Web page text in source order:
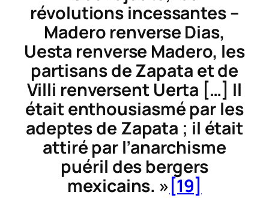
révolutions incessantes –
Madero renverse Dias,
Uesta renverse Madero, les
partisans de Zapata et de
Villi renversent Uerta […] Il
était enthousiasmé par les
adeptes de Zapata ; il était
attiré par l’anarchisme
puéril des bergers
mexicains. » [19]